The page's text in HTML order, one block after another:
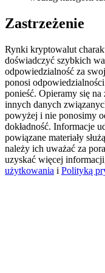
Exclusive for
Register & Trade
Precious Metals
Trade Gold &
Zastrzeżenie
Rynki kryptowalut
doświadczyć szybkich
odpowiedzialność za
ponosi
ponieść. Opieramy się na
innych danych
powyżej i nie ponosimy
dokładność. Informacje
powiązane materiały
należy ich uważać za
uzyskać więcej
użytkowania i Polityką